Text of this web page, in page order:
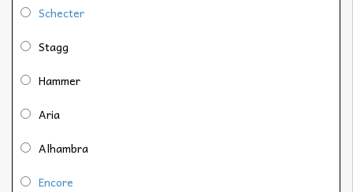
Schecter
Stagg
Hammer
Aria
Alhambra
Encore